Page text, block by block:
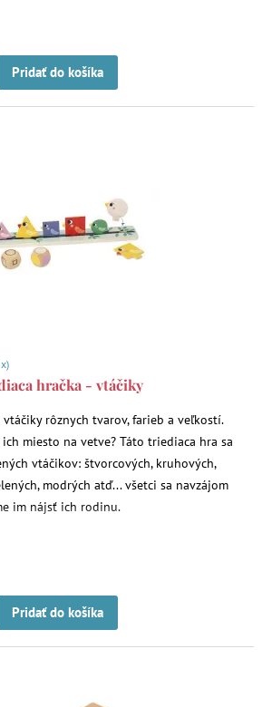
Pridať do košíka
hračka - vtáčiky
vtáčiky rôznych tvarov, farieb a veľkostí.
miesto na vetve? Táto triediaca hra sa
vtáčikov: štvorcových, kruhových,
modrých atď... všetci sa navzájom
im nájsť ich rodinu.
Pridať do košíka